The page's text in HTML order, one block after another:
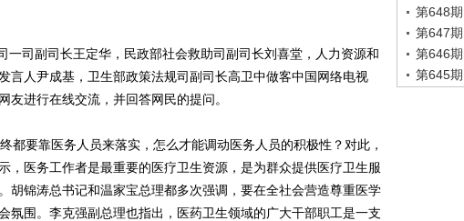
第648
第647
第646
第645
司副司长王定华，民政部社会救助司副司长刘喜堂，人力资源和
言人尹成基，卫生部政策法规司副司长高卫中做客中国网络电视
友进行在线交流，并回答网民的提问。
要靠医务人员来落实，怎么才能调动医务人员的积极性？对此，
，医务工作者是最重要的医疗卫生资源，是为群众提供医疗卫生服
胡锦涛总书记和温家宝总理都多次强调，要在全社会营造尊重医学
氛围。李克强副总理也指出，医药卫生领域的广大干部职工是一支